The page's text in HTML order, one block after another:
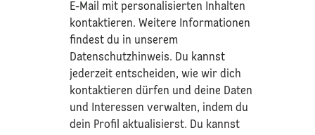
E-Mail mit personalisierten Inhalten
kontaktieren. Weitere Informationen
findest du in unserem
Datenschutzhinweis. Du kannst
jederzeit entscheiden, wie wir dich
kontaktieren dürfen und deine Daten
und Interessen verwalten, indem du
dein Profil aktualisierst. Du kannst